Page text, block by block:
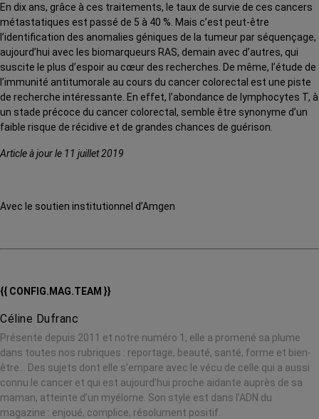
En dix ans, grâce à ces traitements, le taux de survie de ces cancers
métastatiques est passé de 5 à 40 %. Mais c’est peut-être
l’identification des anomalies géniques de la tumeur par séquençage,
aujourd’hui avec les biomarqueurs RAS, demain avec d’autres, qui
suscite le plus d’espoir au cœur des recherches. De même, l’étude de
l’immunité antitumorale au cours du cancer colorectal est une piste
de recherche intéressante. En effet, l’abondance de lymphocytes T, à
un stade précoce du cancer colorectal, semble être synonyme d’un
faible risque de récidive et de grandes chances de guérison.
Article à jour le 11 juillet 2019
Avec le soutien institutionnel d’Amgen
{{ CONFIG.MAG.TEAM }}
Céline Dufranc
Présente depuis 2011 et notre numéro 1, elle a promené sa plume
dans toutes nos rubriques : reportage, beauté, santé, forme et bien-
être… Des sujets dont elle s’empare avec le vécu de celle qui a aussi
connu le cancer et qui est aujourd’hui proche aidante auprès de sa
maman, atteinte d’un myélome. Son style est dans l’ADN du
magazine : enjoué, complice, résolument positif.